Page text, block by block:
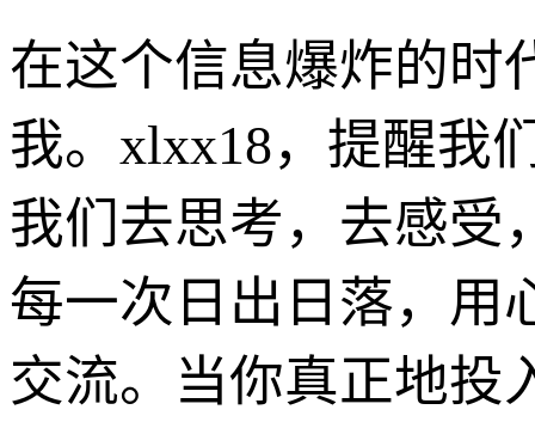
在这个信息爆炸的时
我。xlxx18，提醒我
我们去思考，去感受
每一次日出日落，用
交流。当你真正地投